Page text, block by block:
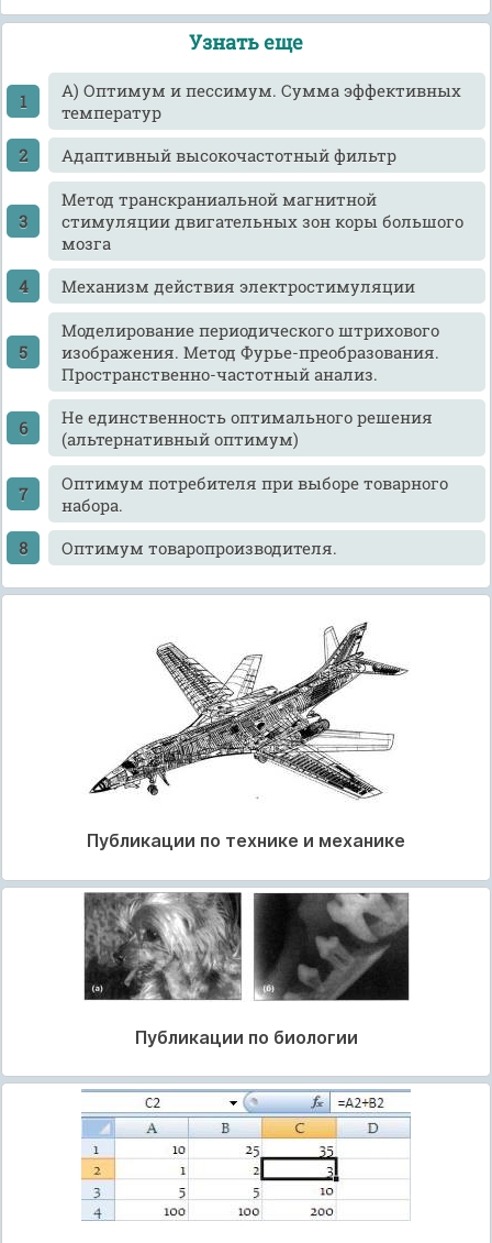
Узнать еще
А) Оптимум и пессимум. Сумма эффективных
температур
Адаптивный высокочастотный фильтр
Метод транскраниальной магнитной
стимуляции двигательных зон коры большого
мозга
Механизм действия электростимуляции
Моделирование периодического штрихового
изображения. Метод Фурье-преобразования.
Пространственно-частотный анализ.
Не единственность оптимального решения
(альтернативный оптимум)
Оптимум потребителя при выборе товарного
набора.
Оптимум товаропроизводителя.
Публикации по технике и механике
Публикации по биологии